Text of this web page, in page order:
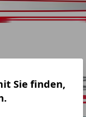
Sie finden,